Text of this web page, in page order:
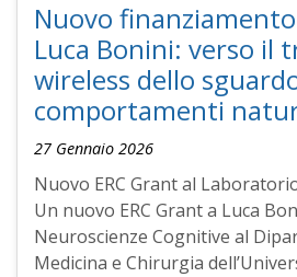
Nuovo finanziamento
Luca Bonini: verso il
wireless dello
comportamenti
27 Gennaio 2026
Nuovo ERC Grant al
Un nuovo ERC Grant a Luca
Neuroscienze Cognitive al
Medicina e Chirurgia